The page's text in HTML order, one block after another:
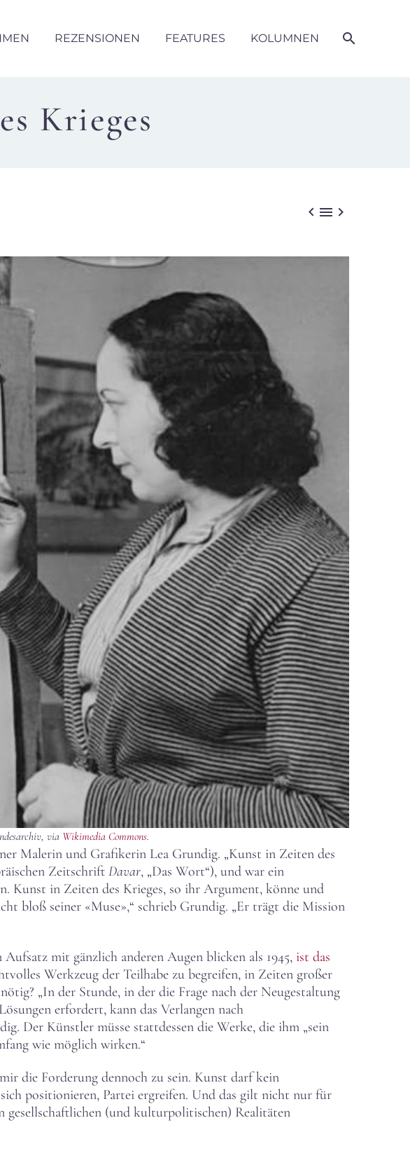
REZENSIONEN FEATURES KOLUMNEN
Krieges
  
via Wikimedia Commons.
Malerin und Grafikerin Lea Grundig. „Kunst in Zeiten des
Zeitschrift Davar, „Das Wort“), und war ein
Kunst in Zeiten des Krieges, so ihr Argument, könne und
bloß seiner «Muse»,“ schrieb Grundig. „Er trägt die Mission
mit gänzlich anderen Augen blicken als 1945, ist das
Werkzeug der Teilhabe zu begreifen, in Zeiten großer
„In der Stunde, in der die Frage nach der Neugestaltung
erfordert, kann das Verlangen nach
Der Künstler müsse stattdessen die Werke, die ihm „sein
wie möglich wirken.“
die Forderung dennoch zu sein. Kunst darf kein
positionieren, Partei ergreifen. Und das gilt nicht nur für
gesellschaftlichen (und kulturpolitischen) Realitäten